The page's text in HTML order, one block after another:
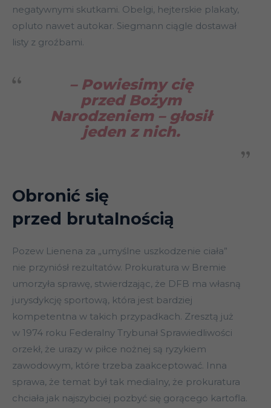
negatywnymi skutkami. Obelgi, hejterskie plakaty,
opluto nawet autokar. Siegmann ciągle dostawał
listy z groźbami.
– Powiesimy cię
przed Bożym
Narodzeniem– głosił
jeden z nich.
Obronić się
przed brutalnością
Pozew Lienena za „umyślne uszkodzenie ciała”
nie przyniósł rezultatów. Prokuratura w Bremie
umorzyła sprawę, stwierdzając, że DFB ma własną
jurysdykcję sportową, która jest bardziej
kompetentna w takich przypadkach. Zresztą już
w 1974 roku Federalny Trybunał Sprawiedliwości
orzekł, że urazy w piłce nożnej są ryzykiem
zawodowym, które trzeba zaakceptować. Inna
sprawa, że temat był tak medialny, że prokuratura
chciała jak najszybciej pozbyć się gorącego kartofla.